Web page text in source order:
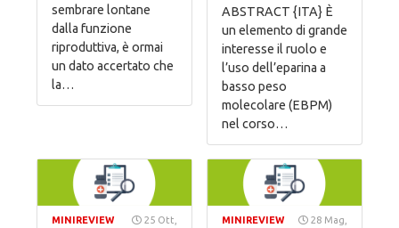
sembrare lontane
dalla funzione
riproduttiva, è ormai
un dato accertato che
la…
ABSTRACT {ITA} È
un elemento di grande
interesse il ruolo e
l’uso dell’eparina a
basso peso
molecolare (EBPM)
nel corso…
MINIREVIEW
25 Ott,
MINIREVIEW
28 Mag,